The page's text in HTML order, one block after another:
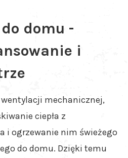
domu -
i
mechanicznej,
ciepła z
i ogrzewanie nim świeżego
do domu. Dzięki temu